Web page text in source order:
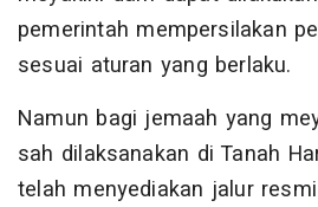
pemerintah mempersilakan
sesuai aturan yang berlaku.
Namun bagi jemaah yang
sah dilaksanakan di Tanah
telah menyediakan jalur